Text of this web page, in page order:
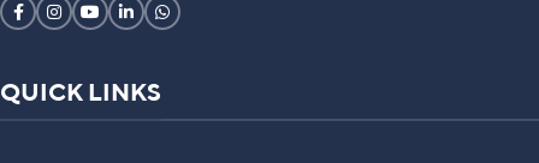
QUICK LINKS